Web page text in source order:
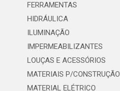
FERRAMENTAS
HIDRÁULICA
ILUMINAÇÃO
IMPERMEABILIZANTES
LOUÇAS E ACESSÓRIOS
MATERIAIS P/CONSTRUÇÃO
MATERIAL ELÉTRICO